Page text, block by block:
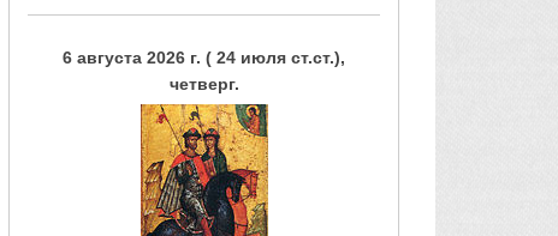
6 августа 2026 г. ( 24 июля ст.ст.),
четверг.